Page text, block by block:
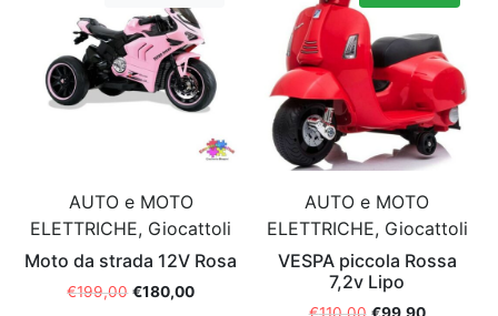
AUTO e MOTO
ELETTRICHE, Giocattoli
Moto da strada 12V Rosa
€199,00 €180,00
AUTO e MOTO
ELETTRICHE, Giocattoli
VESPA piccola Rossa
7,2v Lipo